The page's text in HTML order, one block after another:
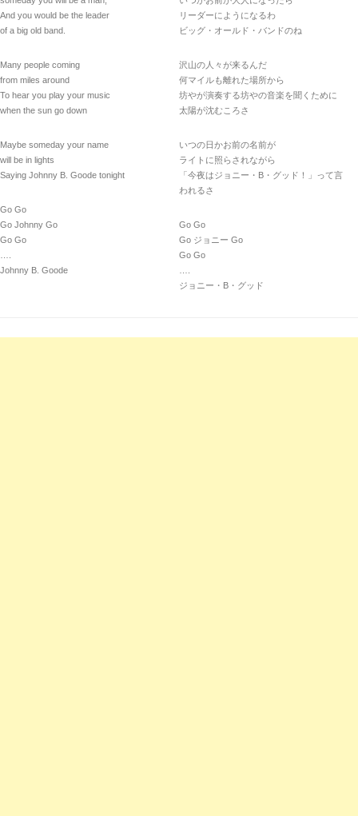
And you would be the leader
of a big old band.
Many people coming
from miles around
To hear you play your music
when the sun go down
Maybe someday your name
will be in lights
Saying Johnny B. Goode tonight
Go Go
Go Johnny Go
Go Go
Johnny B. Goode
リーダーにようになるわ
ビッグ・オールド・バンドのね
沢山の人々が来るんだ
何マイルも離れた場所から
坊やが演奏する坊やの音楽を聞くために
太陽が沈むころさ
いつの日かお前の名前が
ライトに照らされながら
「今夜はジョニー・B・グッド！」って言
われるさ
Go Go
Go ジョニー Go
Go Go
ジョニー・B・グッド